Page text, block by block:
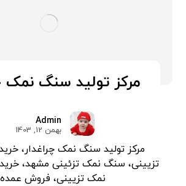
مرکز تولید سنگ نمک
Admin
بهمن 12, 1403
مرکز تولید سنگ نمک چراغدار،
تزیینی، سنگ نمک تزئینی مشهد،
نمک تزیینی، فروش